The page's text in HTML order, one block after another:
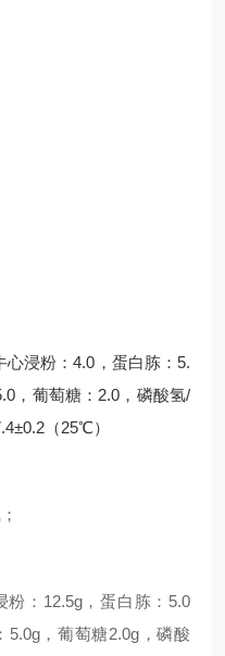
心浸粉：4.0，蛋白胨：5.
，葡萄糖：2.0，磷酸氢/
（25℃）
：12.5g，蛋白胨：5.0
5.0g，葡萄糖2.0g，磷酸